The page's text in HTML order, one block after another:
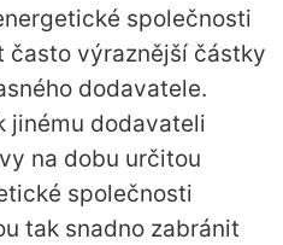
společnosti
často výraznější částky
dodavatele.
jinému dodavateli
na dobu určitou
společnosti
tak snadno zabránit